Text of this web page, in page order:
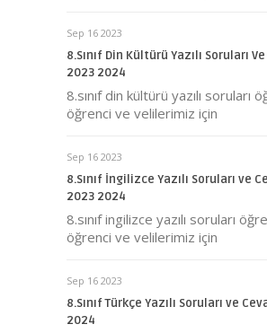
Sep 16 2023
8.Sınıf Din Kültürü Yazılı Soruları
2023 2024
8.sınıf din kültürü yazılı soruları
öğrenci ve velilerimiz için
Sep 16 2023
8.Sınıf İngilizce Yazılı Soruları ve
2023 2024
8.sınıf ingilizce yazılı soruları
öğrenci ve velilerimiz için
Sep 16 2023
8.Sınıf Türkçe Yazılı Soruları ve
2024